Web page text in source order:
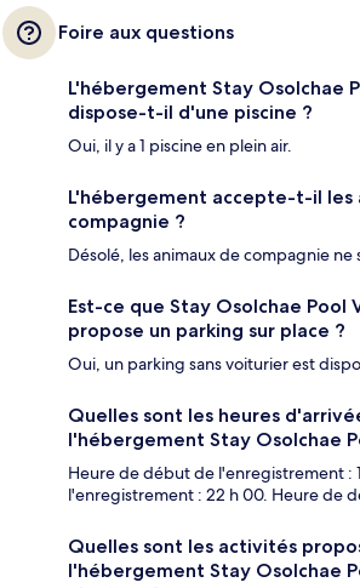
Foire aux questions
L'hébergement Stay Osolchae
dispose-t-il d'une piscine ?
Oui, il y a 1 piscine en plein air.
L'hébergement accepte-t-il les
compagnie ?
Désolé, les animaux de compagnie ne
Est-ce que Stay Osolchae Pool
propose un parking sur place ?
Oui, un parking sans voiturier est
Quelles sont les heures
l'hébergement Stay Osolchae
Heure de début de l'enregistrement :
l'enregistrement : 22 h 00. Heure de
Quelles sont les activités
l'hébergement Stay Osolchae